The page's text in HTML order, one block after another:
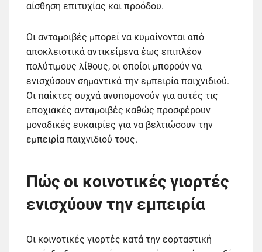
αίσθηση επιτυχίας και προόδου.
Οι ανταμοιβές μπορεί να κυμαίνονται από
αποκλειστικά αντικείμενα έως επιπλέον
πολύτιμους λίθους, οι οποίοι μπορούν να
ενισχύσουν σημαντικά την εμπειρία παιχνιδιού.
Οι παίκτες συχνά ανυπομονούν για αυτές τις
εποχιακές ανταμοιβές καθώς προσφέρουν
μοναδικές ευκαιρίες για να βελτιώσουν την
εμπειρία παιχνιδιού τους.
Πώς οι κοινοτικές γιορτές
ενισχύουν την εμπειρία
Οι κοινοτικές γιορτές κατά την εορταστική